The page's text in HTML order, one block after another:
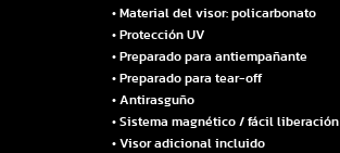
• Material del visor: policarbonato
• Protección UV
• Preparado para antiempañante
• Preparado para tear-off
• Antirasguño
• Sistema magnético / fácil liberación
• Visor adicional incluido